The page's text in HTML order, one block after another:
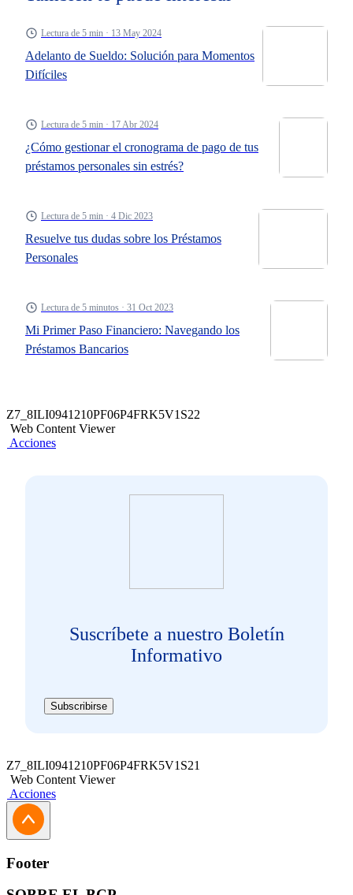
Adelanto de Sueldo: Solución para Momentos
Difíciles
Lectura de 5 min · 13 May 2024
¿Cómo gestionar el cronograma de pago de tus
préstamos personales sin estrés?
Lectura de 5 min · 17 Abr 2024
Resuelve tus dudas sobre los Préstamos
Personales
Lectura de 5 min · 4 Dic 2023
Mi Primer Paso Financiero: Navegando los
Préstamos Bancarios
Lectura de 5 minutos · 31 Oct 2023
Z7_8ILI0941210PF06P4FRK5V1S22
Web Content Viewer
Acciones
Suscríbete a nuestro Boletín
Informativo
Subscribirse
Z7_8ILI0941210PF06P4FRK5V1S21
Web Content Viewer
Acciones
Footer